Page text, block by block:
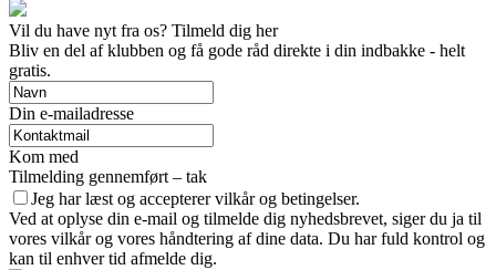
Vil du have nyt fra os? Tilmeld dig her
Bliv en del af klubben og få gode råd direkte i din indbakke - helt
gratis.
Din e-mailadresse
Kom med
Tilmelding gennemført – tak
Jeg har læst og accepterer vilkår og betingelser.
Ved at oplyse din e-mail og tilmelde dig nyhedsbrevet, siger du ja til
vores vilkår og vores håndtering af dine data. Du har fuld kontrol og
kan til enhver tid afmelde dig.